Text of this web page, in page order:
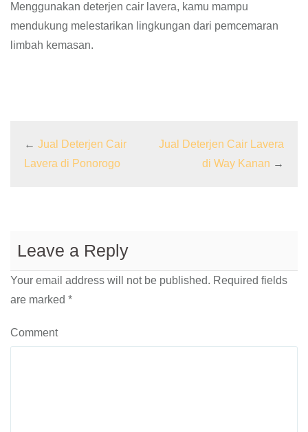
Menggunakan deterjen cair lavera, kamu mampu
mendukung melestarikan lingkungan dari pemcemaran
limbah kemasan.
← Jual Deterjen Cair
Lavera di Ponorogo
Jual Deterjen Cair Lavera
di Way Kanan →
Leave a Reply
Your email address will not be published. Required fields
are marked *
Comment